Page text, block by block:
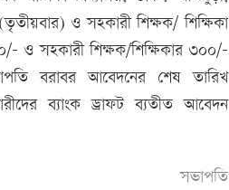
ও সহকারী শিক্ষক/ শিক্ষিকা
ও সহকারী শিক্ষক/শিক্ষিকার ৩০০/-
বরাবর আবেদনের শেষ তারিখ
ব্যাংক ড্রাফট ব্যতীত আবেদন
সভাপতি